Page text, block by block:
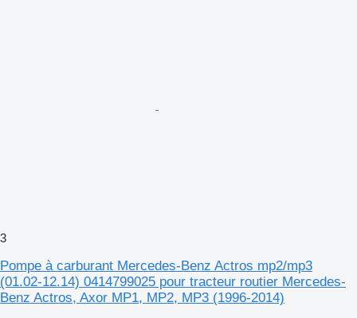
3
Pompe à carburant Mercedes-Benz Actros mp2/mp3
(01.02-12.14) 0414799025 pour tracteur routier Mercedes-
Benz Actros, Axor MP1, MP2, MP3 (1996-2014)